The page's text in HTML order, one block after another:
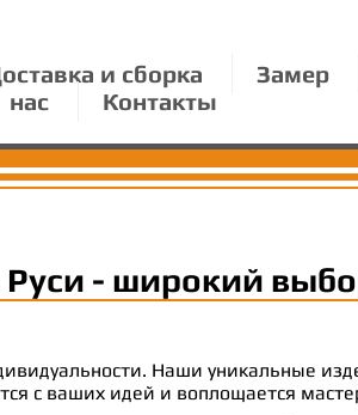
и сборка Замер
нас
Контакты
- широкий
Наши уникальные
с ваших идей и воплощается